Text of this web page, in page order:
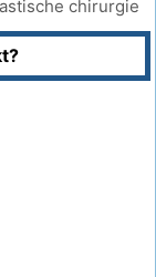
En Tandzorg
chirurgie